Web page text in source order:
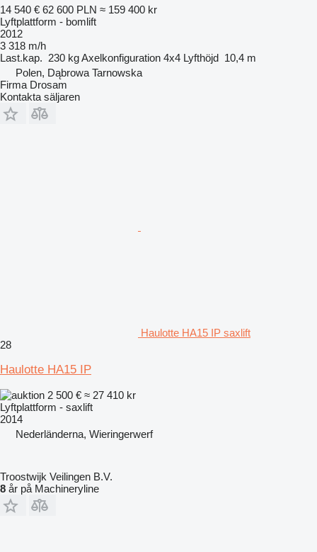
14 540 € 62 600 PLN ≈ 159 400 kr
Lyftplattform - bomlift
2012
3 318 m/h
Last.kap. 230 kgAxelkonfiguration 4x4 Lyfthöjd 10,4 m
Polen, Dąbrowa Tarnowska
Firma Drosam
Kontakta säljaren
Haulotte HA15 IP saxlift
28
Haulotte HA15 IP
2 500 € ≈ 27 410 kr
Lyftplattform - saxlift
2014
Nederländerna, Wieringerwerf
Troostwijk Veilingen B.V.
8 år på Machineryline